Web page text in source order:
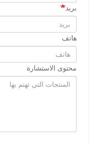
بريد
هاتف
محتوى الاستشارة